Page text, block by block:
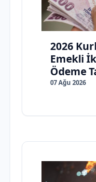
2026
Emekli
Ödeme
07 Ağu 2026